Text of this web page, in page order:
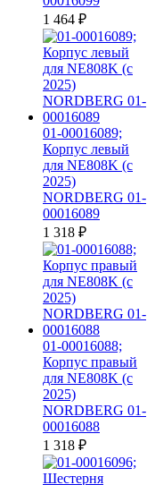
1 464 ₽
01-00016089;
Корпус левый
для NE808K (c
2025)
NORDBERG 01-
00016089
1 318 ₽
01-00016088;
Корпус правый
для NE808K (c
2025)
NORDBERG 01-
00016088
1 318 ₽